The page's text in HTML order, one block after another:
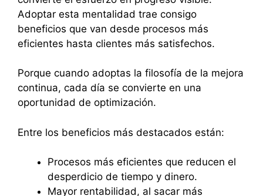
Adoptar esta mentalidad trae consigo
beneficios que van desde procesos más
eficientes hasta clientes más satisfechos.
Porque cuando adoptas la filosofía de la mejora
continua, cada día se convierte en una
oportunidad de optimización.
Entre los beneficios más destacados están:
Procesos más eficientes que reducen el
desperdicio de tiempo y dinero.
Mayor rentabilidad, al sacar más